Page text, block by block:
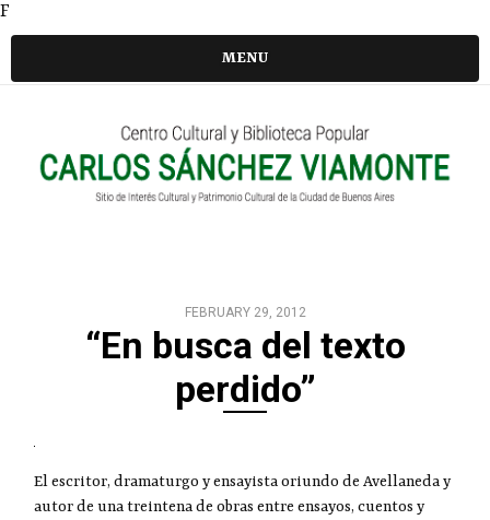
F
MENU
FEBRUARY 29, 2012
“En busca del texto
perdido”
El escritor, dramaturgo y ensayista oriundo de Avellaneda y
autor de una treintena de obras entre ensayos, cuentos y